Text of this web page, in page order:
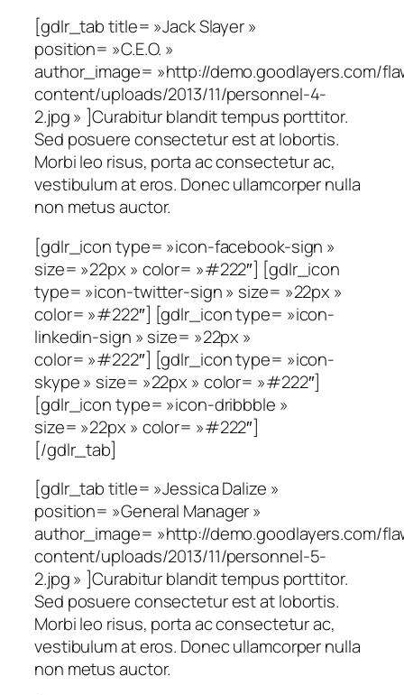
[gdlr_tab title= »Jack Slayer »
position= »C.E.O. »
author_image= »http://demo.goodlayers.com/
content/uploads/2013/11/personnel-4-
2.jpg » ]Curabitur blandit tempus porttitor.
Sed posuere consectetur est at lobortis.
Morbi leo risus, porta ac consectetur ac,
vestibulum at eros. Donec ullamcorper nulla
non metus auctor.
[gdlr_icon type= »icon-facebook-sign »
size= »22px » color= »#222″] [gdlr_icon
type= »icon-twitter-sign » size= »22px »
color= »#222″] [gdlr_icon type= »icon-
linkedin-sign » size= »22px »
color= »#222″] [gdlr_icon type= »icon-
skype » size= »22px » color= »#222″]
[gdlr_icon type= »icon-dribbble »
size= »22px » color= »#222″]
[/gdlr_tab]
[gdlr_tab title= »Jessica Dalize »
position= »General Manager »
author_image= »http://demo.goodlayers.com/
content/uploads/2013/11/personnel-5-
2.jpg » ]Curabitur blandit tempus porttitor.
Sed posuere consectetur est at lobortis.
Morbi leo risus, porta ac consectetur ac,
vestibulum at eros. Donec ullamcorper nulla
non metus auctor.